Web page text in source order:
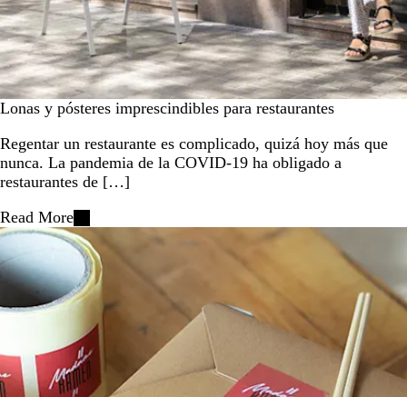
Lonas y pósteres imprescindibles para restaurantes
Regentar un restaurante es complicado, quizá hoy más que
nunca. La pandemia de la COVID-19 ha obligado a
restaurantes de […]
Read More